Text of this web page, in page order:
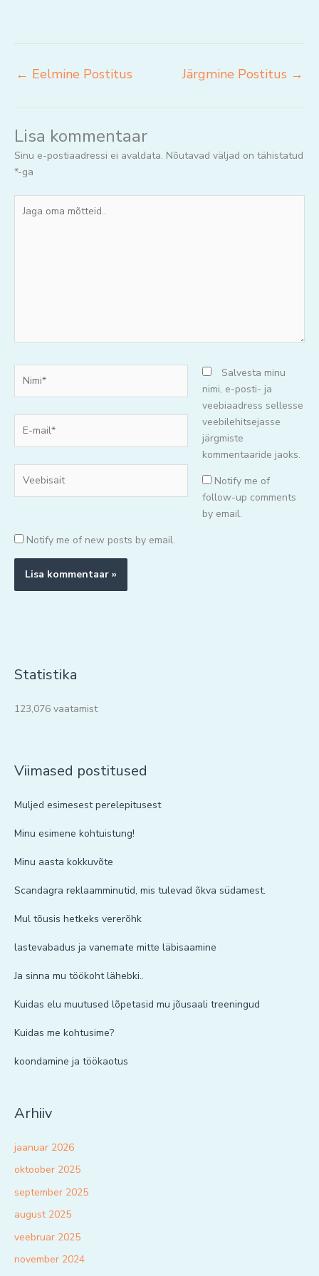
← Eelmine Postitus Järgmine Postitus →
Lisa kommentaar
Sinu e-postiaadressi ei avaldata. Nõutavad väljad on tähistatud
*-ga
oma
mail*
Salvesta minu
nimi, e-posti- ja
veebiaadress sellesse
veebilehitsejasse
järgmiste
kommentaaride jaoks.
Notify me of
follow-up comments
by email.
Notify me of new posts by email.
Statistika
123,076 vaatamist
Viimased postitused
Muljed esimesest perelepitusest
Minu esimene kohtuistung!
Minu aasta kokkuvõte
Scandagra reklaamminutid, mis tulevad õkva südamest.
Mul tõusis hetkeks vererõhk
lastevabadus ja vanemate mitte läbisaamine
Ja sinna mu töökoht lähebki..
Kuidas elu muutused lõpetasid mu jõusaali treeningud
Kuidas me kohtusime?
koondamine ja töökaotus
Arhiiv
jaanuar 2026
oktoober 2025
september 2025
august 2025
veebruar 2025
november 2024